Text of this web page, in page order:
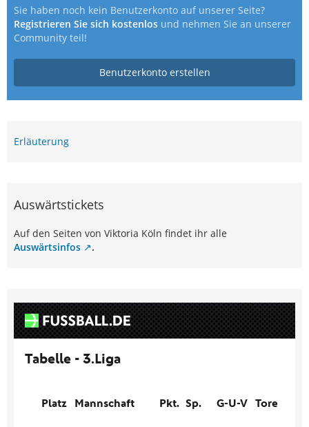
Sie haben noch kein Benutzerkonto auf unserer Seite?
Registrieren Sie sich kostenlos und nehmen Sie an unserer
Community teil!
Benutzerkonto erstellen
Erläuterung
Auswärtstickets
Auf den Seiten von Viktoria Köln findet ihr alle
Auswärtsinfos
.